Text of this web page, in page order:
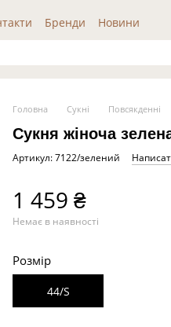
Бренди
Новини
Головна Сукні Повсякденні
Сукня жіноча
Артикул: 7122/зелений
1 459 ₴
Немає в наявності
Розмір
44/S